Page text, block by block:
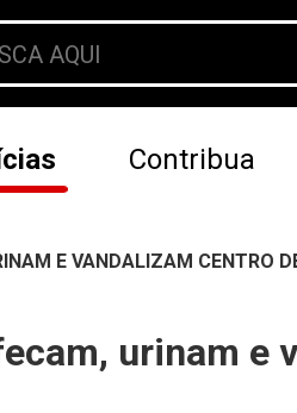
Contribua
E VANDALIZAM CENTRO
urinam e